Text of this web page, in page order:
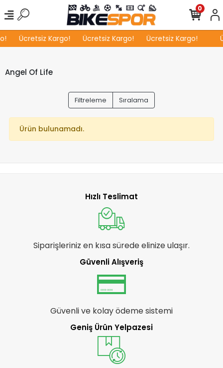
Ücretsiz Kargo! Ücretsiz Kargo! Ücretsiz Kargo!
0
Angel Of Life
Filtreleme Sıralama
Ürün bulunamadı.
Hızlı Teslimat
Siparişleriniz en kısa sürede elinize ulaşır.
Güvenli Alışveriş
Güvenli ve kolay ödeme sistemi
Geniş Ürün Yelpazesi